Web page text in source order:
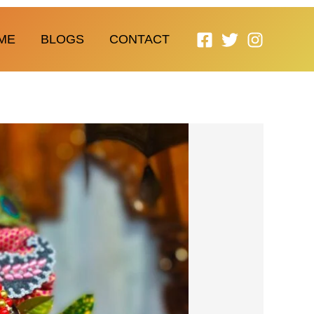
BLOGS CONTACT